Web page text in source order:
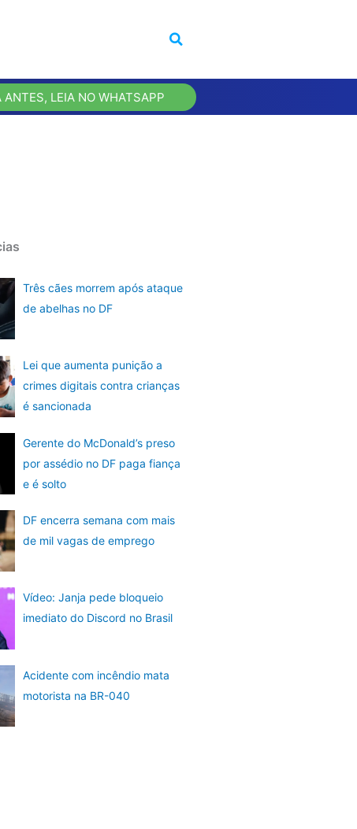
ANTES, LEIA NO WHATSAPP
Três cães morrem após ataque
de abelhas no DF
Lei que aumenta punição a
crimes digitais contra crianças
é sancionada
Gerente do McDonald’s preso
por assédio no DF paga fiança
e é solto
DF encerra semana com mais
de mil vagas de emprego
Vídeo: Janja pede bloqueio
imediato do Discord no Brasil
Acidente com incêndio mata
motorista na BR-040